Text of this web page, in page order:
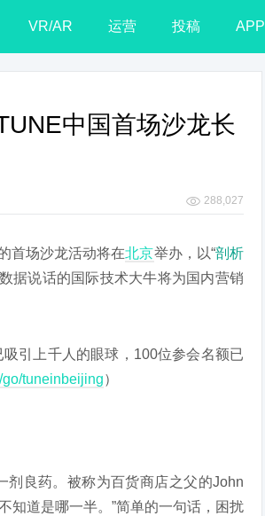
VR/AR 运营 投稿 APP
中国首场沙龙长
288,027
首场沙龙活动将在北京举办，以“剖析
据说话的国际技术大牛将为国内营销
引上千人的眼球，100位参会名额已
tuneinbeijing）
良药。被称为百货商店之父的John
知道是哪一半。”简单的一句话，困扰